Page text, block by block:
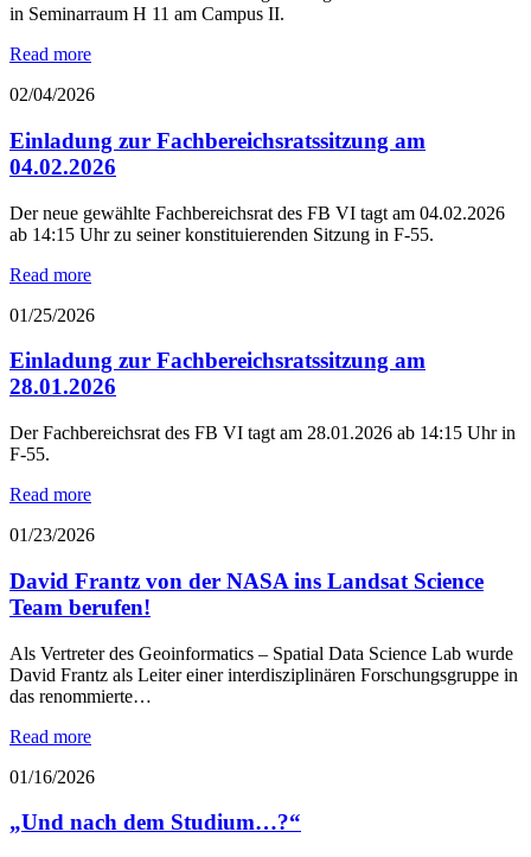
in Seminarraum H 11 am Campus II.
Read more
02/04/2026
Einladung zur Fachbereichsratssitzung am
04.02.2026
Der neue gewählte Fachbereichsrat des FB VI tagt am 04.02.2026
ab 14:15 Uhr zu seiner konstituierenden Sitzung in F-55.
Read more
01/25/2026
Einladung zur Fachbereichsratssitzung am
28.01.2026
Der Fachbereichsrat des FB VI tagt am 28.01.2026 ab 14:15 Uhr in
F-55.
Read more
01/23/2026
David Frantz von der NASA ins Landsat Science
Team berufen!
Als Vertreter des Geoinformatics – Spatial Data Science Lab wurde
David Frantz als Leiter einer interdisziplinären Forschungsgruppe in
das renommierte…
Read more
01/16/2026
„Und nach dem Studium…?“